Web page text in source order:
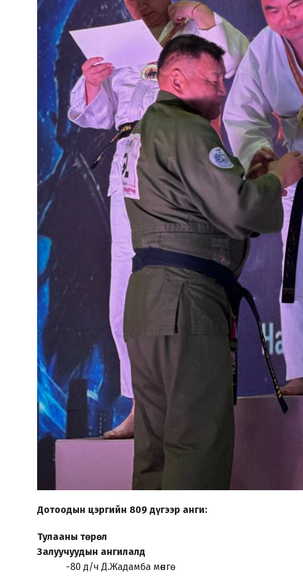
Дотоодын цэргийн 809 дүгээр анги:
Тулааны төрөл
Залуучуудын ангилалд
-80 д/ч Д.Жадамба мөнгө